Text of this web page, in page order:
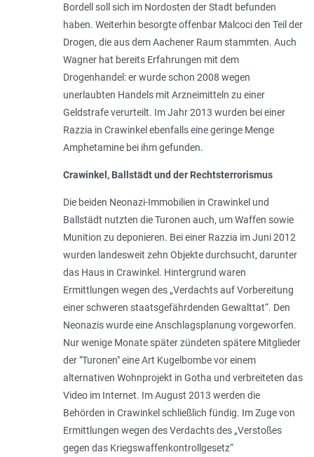
Bordell soll sich im Nordosten der Stadt befunden
haben. Weiterhin besorgte offen­bar Malcoci den Teil der
Drogen, die aus dem Aachener Raum stammten. Auch
Wagner hat bereits Erfahrungen mit dem
Drogenhandel: er wurde schon 2008 wegen
unerlaubten Handels mit Arzneimitteln zu einer
Geldstrafe verurteilt. Im Jahr 2013 wurden bei einer
Razzia in Crawinkel ebenfalls eine geringe Menge
Amphetamine bei ihm gefunden.
Crawinkel, Ballstädt und der Rechts­terrorismus
Die beiden Neonazi-Immobilien in Crawin­kel und
Ballstädt nutzten die Turonen auch, um Waffen sowie
Munition zu deponieren. Bei einer Razzia im Juni 2012
wurden landesweit zehn Objekte durchsucht, darunter
das Haus in Crawinkel. Hintergrund waren
Ermittlungen wegen des „Verdachts auf Vorbereitung
einer schweren staatsgefährdenden Gewalttat“. Den
Neonazis wurde eine Anschlagsplanung vorgeworfen.
Nur wenige Monate später zündeten spätere Mitglieder
der "Turonen" eine Art Kugelbombe vor einem
alternativen Wohnprojekt in Gotha und verbreiteten das
Video im Internet. Im August 2013 werden die
Behörden in Crawinkel schließlich fündig. Im Zuge von
Ermittlungen wegen des Verdachts des „Verstoßes
gegen das Kriegswaffenkontrollgesetz“